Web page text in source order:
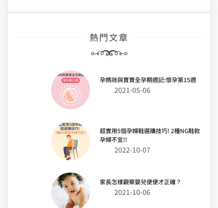
熱門文章
孕媽咪與寶寶全孕期週記:懷孕第15週
2021-05-06
超實用5個孕婦鞋選購技巧! 2種NG鞋款
孕婦不宜!!
2022-10-07
家長怎樣觀察嬰兒便便才正確？
2021-10-06